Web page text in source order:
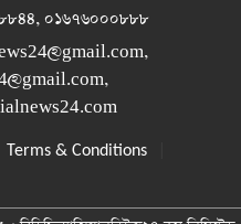
০১৬৭৬০০০৮৮৮
,
,
Terms & Conditions